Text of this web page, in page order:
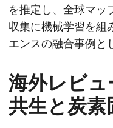
を推定し、全球マッ
収集に機械学習を組
エンスの融合事例と
海外レビュ
共生と炭素